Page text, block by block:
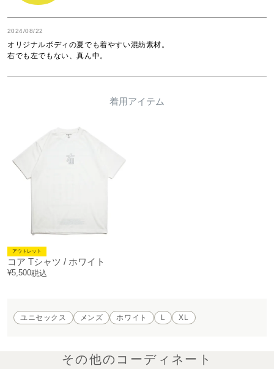
2024/08/22
オリジナルボディの夏でも着やすい混紡素材。
右でも左でもない、真ん中。
着用アイテム
コア Tシャツ / ホワイト
アウトレット
¥5,500税込
ユニセックス メンズ ホワイト L XL
その他のコーディネート